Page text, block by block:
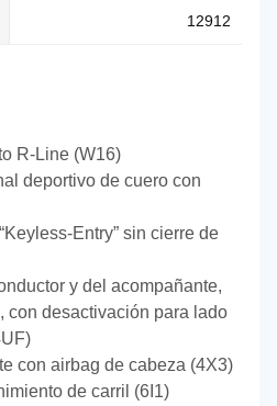
12912
R-Line (W16)
deportivo de cuero con
Entry” sin cierre de
y del acompañante,
con desactivación para lado
con airbag de cabeza (4X3)
de carril (6I1)